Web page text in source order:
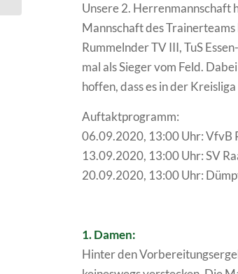
Unsere 2. Herrenmannschaft
Mannschaft des
Rummelnder TV III, TuS
mal als Sieger vom Feld.
hoffen, dass es in der
Auftaktprogramm:
06.09.2020, 13:00 Uhr: VfvB
13.09.2020, 13:00 Uhr: SV
20.09.2020, 13:00 Uhr:
1. Damen:
Hinter den